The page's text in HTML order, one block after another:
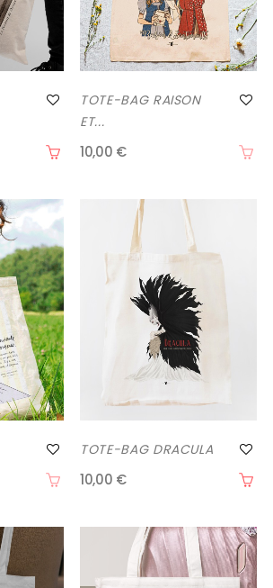
TOTE-BAG RAISON
ET...
10,00 €
TOTE-BAG DRACULA
10,00 €